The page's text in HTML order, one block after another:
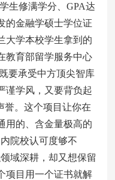
生修满学分、GPA达
的金融学硕士学位证
大学本校学生拿到的
教育部留学服务中心
要承受中方顶尖智库
学风，又要背负起
誉。这个项目让你在
用的、含金量极高的
院校认可度够不
域深耕，却又想保留
项目用一个证书就解